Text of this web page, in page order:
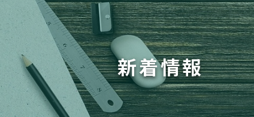
新着情報